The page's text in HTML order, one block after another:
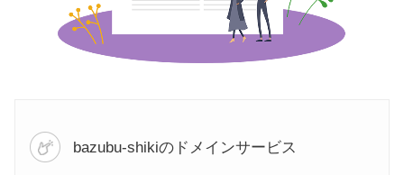
bazubu-shikiのドメインサービス